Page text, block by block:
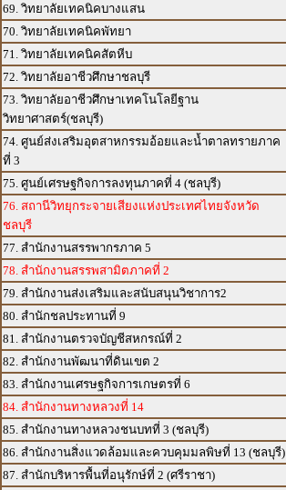
69. วิทยาลัยเทคนิคบางแสน
70. วิทยาลัยเทคนิคพัทยา
71. วิทยาลัยเทคนิคสัตหีบ
72. วิทยาลัยอาชีวศึกษาชลบุรี
73. วิทยาลัยอาชีวศึกษาเทคโนโลยีฐาน
วิทยาศาสตร์(ชลบุรี)
74. ศูนย์ส่งเสริมอุตสาหกรรมอ้อยและน้ำตาลทรายภาค
ที่ 3
75. ศูนย์เศรษฐกิจการลงทุนภาคที่ 4 (ชลบุรี)
76. สถานีวิทยุกระจายเสียงแห่งประเทศไทยจังหวัด
ชลบุรี
77. สำนักงานสรรพากรภาค 5
78. สำนักงานสรรพสามิตภาคที่ 2
79. สำนักงานส่งเสริมและสนับสนุนวิชาการ2
80. สำนักชลประทานที่ 9
81. สำนักงานตรวจบัญชีสหกรณ์ที่ 2
82. สำนักงานพัฒนาที่ดินเขต 2
83. สำนักงานเศรษฐกิจการเกษตรที่ 6
84. สำนักงานทางหลวงที่ 14
85. สำนักงานทางหลวงชนบทที่ 3 (ชลบุรี)
86. สำนักงานสิ่งแวดล้อมและควบคุมมลพิษที่ 13 (ชลบุรี)
87. สำนักบริหารพื้นที่อนุรักษ์ที่ 2 (ศรีราชา)